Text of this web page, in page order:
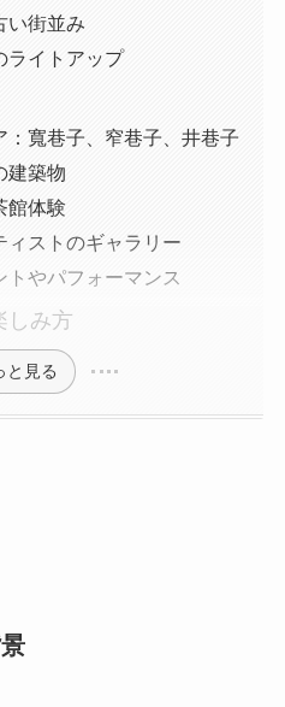
い街並み
ライトアップ
：寬巷子、窄巷子、井巷子
建築物
館体験
ィストのギャラリー
トやパフォーマンス
しみ方
と見る